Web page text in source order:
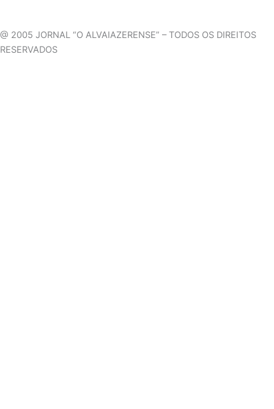
@ 2005 JORNAL “O ALVAIAZERENSE” – TODOS OS DIREITOS
RESERVADOS